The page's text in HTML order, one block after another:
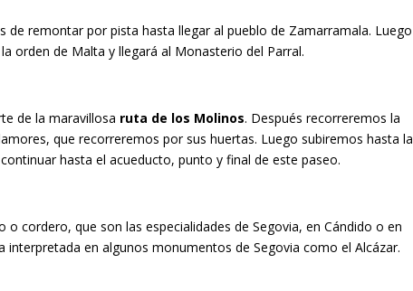
de remontar por pista hasta llegar al pueblo de Zamarramala. Luego
orden de Malta y llegará al Monasterio del Parral.
de la maravillosa ruta de los Molinos. Después recorreremos la
que recorreremos por sus huertas. Luego subiremos hasta la
hasta el acueducto, punto y final de este paseo.
cordero, que son las especialidades de Segovia, en Cándido o en
en algunos monumentos de Segovia como el Alcázar.